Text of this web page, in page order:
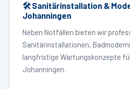
🛠 Sanitärinstallation &
Johanningen
Neben Notfällen bieten wir
Sanitärinstallationen,
langfristige Wartungskonzepte
Johanningen.